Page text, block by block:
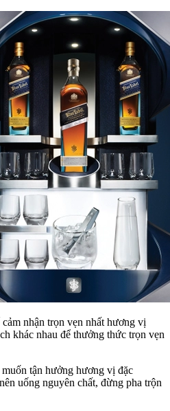
nhận trọn vẹn nhất hương vị
khác nhau để thưởng thức trọn vẹn
tận hưởng hương vị đặc
uống nguyên chất, đừng pha trộn